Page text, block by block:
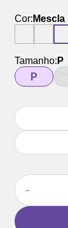
Cor: Mescla
Tamanho: P
P
－